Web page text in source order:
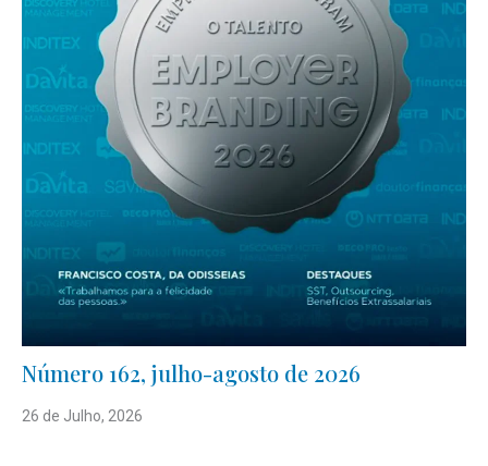
Número 162, julho-agosto de 2026
26 de Julho, 2026